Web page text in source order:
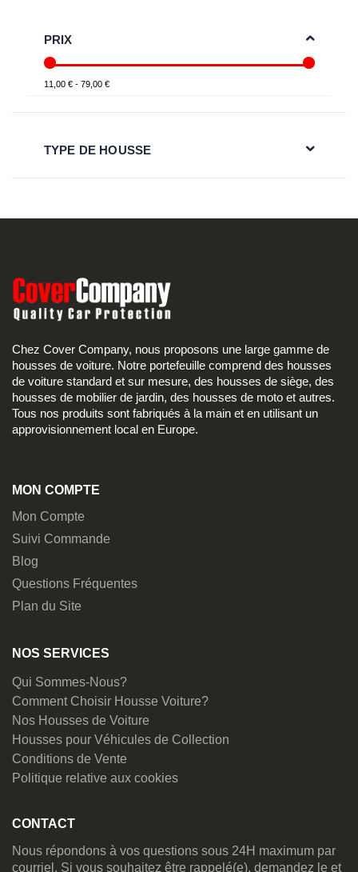
PRIX
11,00 € - 79,00 €
TYPE DE HOUSSE
Chez Cover Company, nous proposons une large gamme de
housses de voiture. Notre portefeuille comprend des housses
de voiture standard et sur mesure, des housses de siège, des
housses de mobilier de jardin, des housses de moto et autres.
Tous nos produits sont fabriqués à la main et en utilisant un
approvisionnement local en Europe.
MON COMPTE
Mon Compte
Suivi Commande
Blog
Questions Fréquentes
Plan du Site
NOS SERVICES
Qui Sommes-Nous?
Comment Choisir Housse Voiture?
Nos Housses de Voiture
Housses pour Véhicules de Collection
Conditions de Vente
Politique relative aux cookies
CONTACT
Nous répondons à vos questions sous 24H maximum par
courriel. Si vous souhaitez être rappelé(e), demandez le et